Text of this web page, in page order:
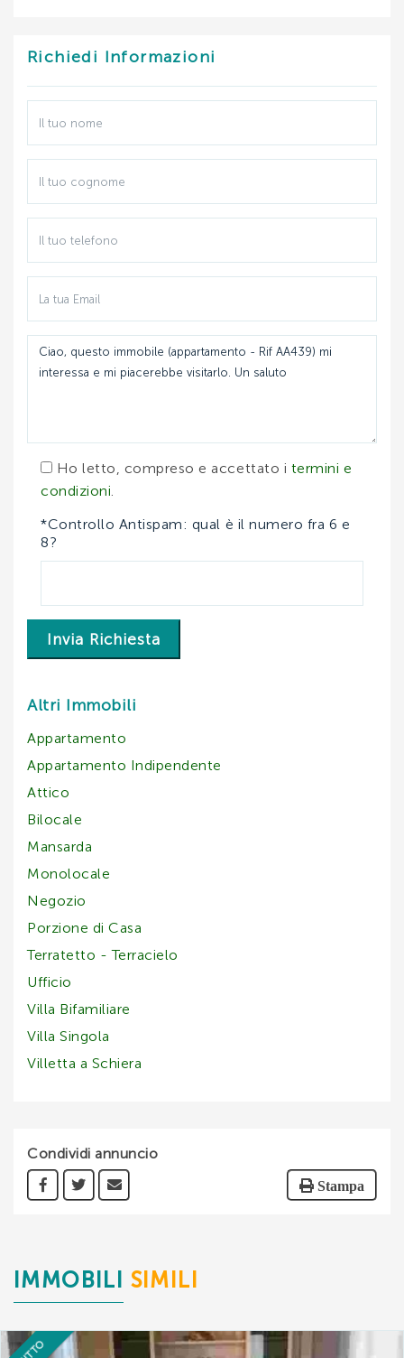
GIUGNO: € 1500
LUGLIO:
AGOSTO: € 2950
SETTEMBRE:
Richiedi Informazioni
Ho letto, compreso e accettato i termini e
condizioni.
*Controllo Antispam: qual è il numero fra 6 e
8?
Invia Richiesta
Altri Immobili
Appartamento
Appartamento Indipendente
Attico
Bilocale
Mansarda
Monolocale
Negozio
Porzione di Casa
Terratetto - Terracielo
Ufficio
Villa Bifamiliare
Villa Singola
Villetta a Schiera
Condividi annuncio
Stampa
IMMOBILI SIMILI